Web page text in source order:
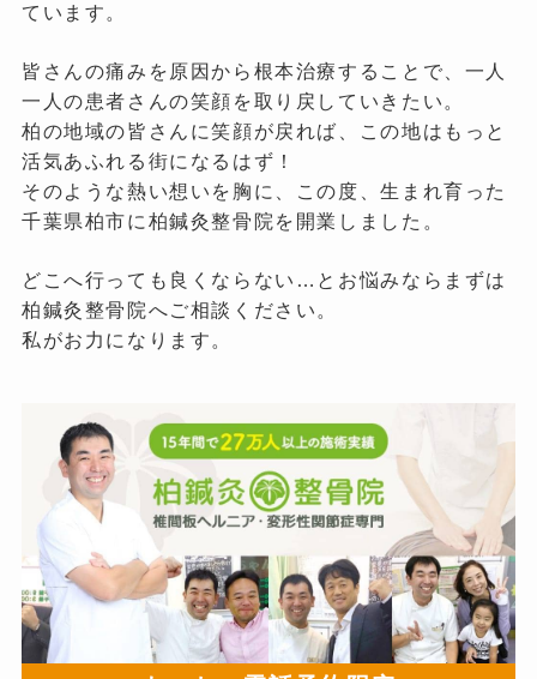
ています。
皆さんの痛みを原因から根本治療することで、一人
一人の患者さんの笑顔を取り戻していきたい。
柏の地域の皆さんに笑顔が戻れば、この地はもっと
活気あふれる街になるはず！
そのような熱い想いを胸に、この度、生まれ育った
千葉県柏市に柏鍼灸整骨院を開業しました。
どこへ行っても良くならない…とお悩みならまずは
柏鍼灸整骨院へご相談ください。
私がお力になります。